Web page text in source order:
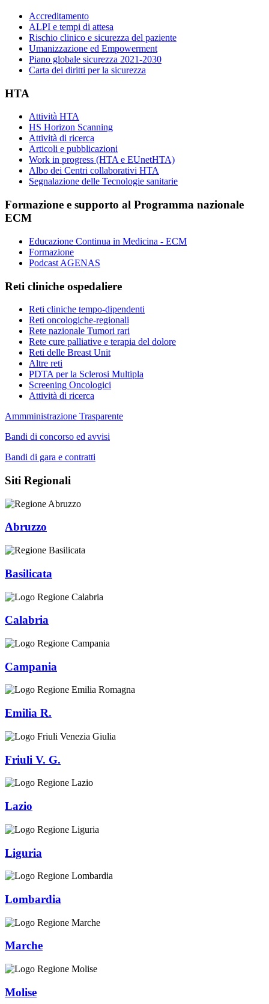
Accreditamento
ALPI e tempi di attesa
Rischio clinico e sicurezza del paziente
Umanizzazione ed Empowerment
Piano globale sicurezza 2021-2030
Carta dei diritti per la sicurezza
HTA
Attività HTA
HS Horizon Scanning
Attività di ricerca
Articoli e pubblicazioni
Work in progress (HTA e EUnetHTA)
Albo dei Centri collaborativi HTA
Segnalazione delle Tecnologie sanitarie
Formazione e supporto al Programma nazionale
ECM
Educazione Continua in Medicina - ECM
Formazione
Podcast AGENAS
Reti cliniche ospedaliere
Reti cliniche tempo-dipendenti
Reti oncologiche-regionali
Rete nazionale Tumori rari
Rete cure palliative e terapia del dolore
Reti delle Breast Unit
Altre reti
PDTA per la Sclerosi Multipla
Screening Oncologici
Attività di ricerca
Ammministrazione Trasparente
Bandi di concorso ed avvisi
Bandi di gara e contratti
Siti Regionali
Abruzzo
Basilicata
Calabria
Campania
Emilia R.
Friuli V. G.
Lazio
Liguria
Lombardia
Marche
Molise